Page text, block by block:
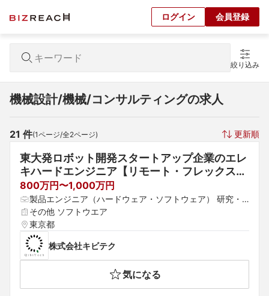
ログイン 会員登録
絞り込み
機械設計/機械/コンサルティングの求人
21 件(1ページ/全2ページ) 更新順
東大発ロボット開発スタートアップ企業のエレ
キハードエンジニア【リモート・フレックス
可/累計10億以上資金調達済み】
800万円〜1,000万円
製品エンジニア（ハードウェア・ソフトウェア） 研究・
開発 機械設計
その他 ソフトウエア
東京都
株式会社キビテク
気になる